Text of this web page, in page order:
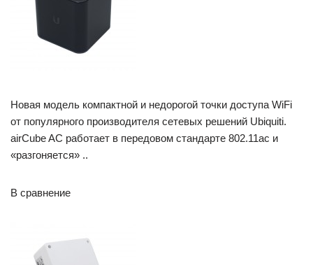
Новая модель компактной и недорогой точки доступа WiFi
от популярного производителя сетевых решений Ubiquiti.
airCube AC работает в передовом стандарте 802.11ac и
«разгоняется» ..
В сравнение